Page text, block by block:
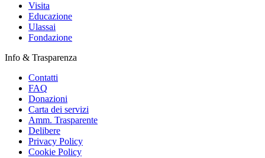
Visita
Educazione
Ulassai
Fondazione
Info & Trasparenza
Contatti
FAQ
Donazioni
Carta dei servizi
Amm. Trasparente
Delibere
Privacy Policy
Cookie Policy